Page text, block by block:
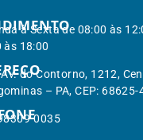
à Sexta de 08:00 às
às 18:00
Av. do Contorno, 1212,
– PA, CEP: 68625-
0035